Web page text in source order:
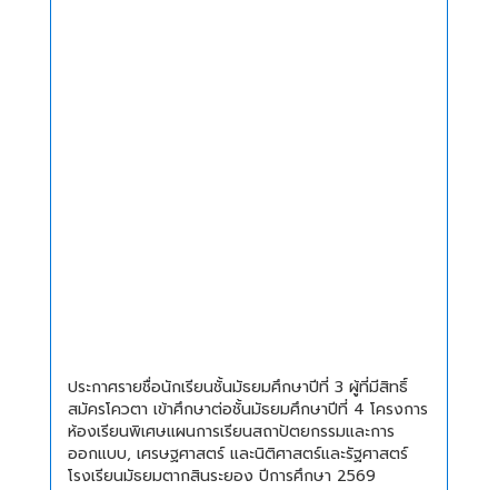
ประกาศรายชื่อนักเรียนชั้นมัธยมศึกษาปีที่ 3 ผู้ที่มีสิทธิ์
สมัครโควตา เข้าศึกษาต่อชั้นมัธยมศึกษาปีที่ 4 โครงการ
ห้องเรียนพิเศษแผนการเรียนสถาปัตยกรรมและการ
ออกแบบ, เศรษฐศาสตร์ และนิติศาสตร์และรัฐศาสตร์
โรงเรียนมัธยมตากสินระยอง ปีการศึกษา 2569